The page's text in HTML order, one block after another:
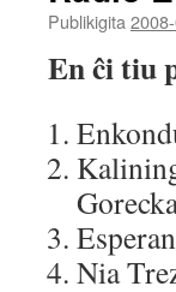
Publikigita
En ĉi tiu
Nia